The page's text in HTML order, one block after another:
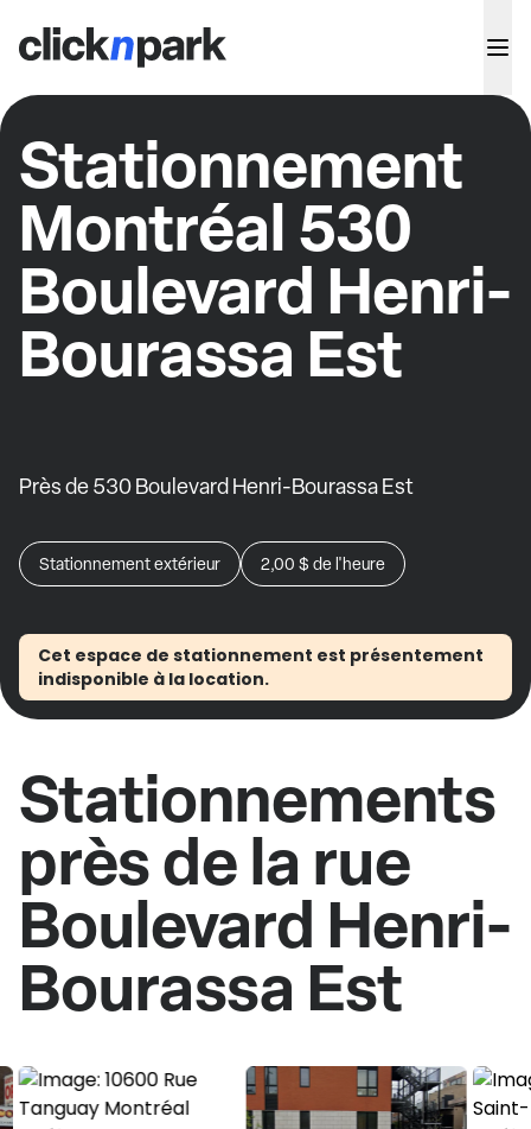
Stationnement
Montréal 530
Boulevard Henri-
Bourassa Est
Près de 530 Boulevard Henri-Bourassa Est
Stationnement extérieur 2,00 $ de l'heure
Cet espace de stationnement est présentement
indisponible à la location.
Stationnements
près de la rue
Boulevard Henri-
Bourassa Est